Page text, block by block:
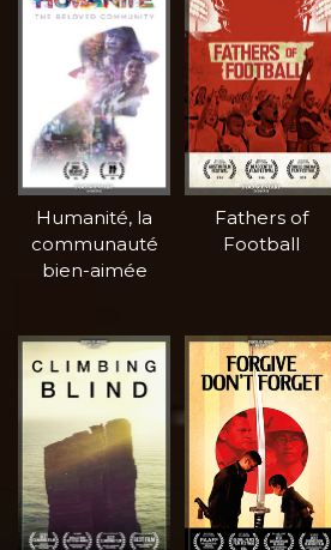
Humanité, la
communauté
bien-aimée
Fathers of
Football